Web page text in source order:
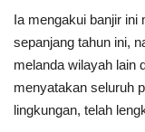
Ia mengakui banjir ini
sepanjang tahun ini,
melanda wilayah lain
menyatakan seluruh
lingkungan, telah